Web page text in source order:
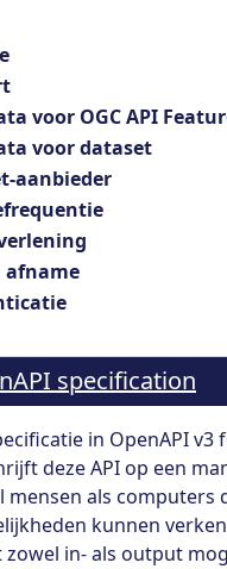
voor OGC API
voor dataset
aanbieder
afname
specification
in OpenAPI v3
deze API op een
mensen als computers
kunnen
in- als output